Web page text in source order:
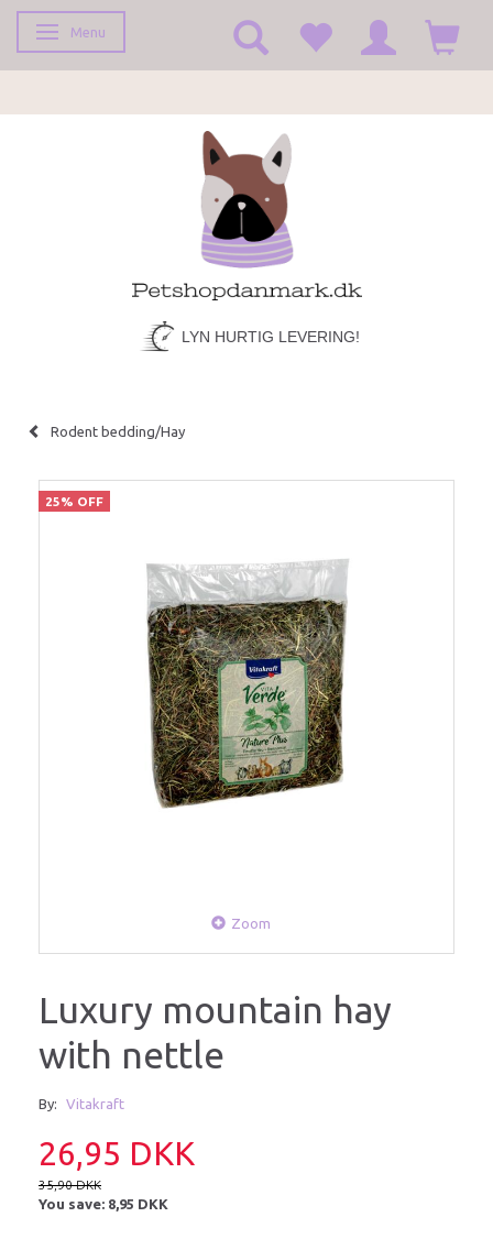
Toggle navigation
Menu
LYN HURTIG LEVERING!
Rodent bedding/Hay
25% OFF
Zoom
Luxury mountain hay
with nettle
By: Vitakraft
26,95 DKK
35,90 DKK
You save: 8,95 DKK